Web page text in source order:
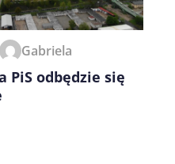
Gabriela
PiS odbędzie się